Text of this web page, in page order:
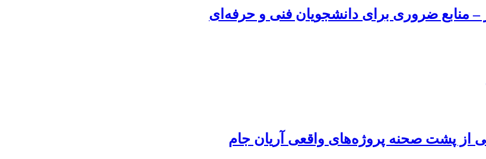
– منابع ضروری برای دانشجویان فنی و حرفه‌ای
از پشت صحنه پروژه‌های واقعی آریان جام